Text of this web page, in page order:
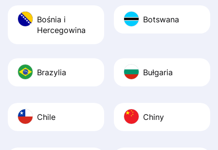
Bośnia i
Hercegowina
Botswana
Brazylia Bułgaria
Chile Chiny